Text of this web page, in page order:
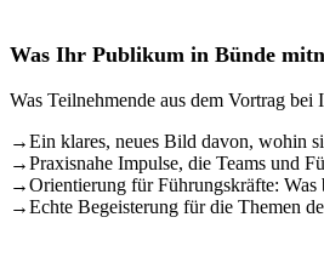
Was Ihr Publikum in Bünde
Was Teilnehmende aus dem Vortrag
→Ein klares, neues Bild davon, wohin
→Praxisnahe Impulse, die Teams und
→Orientierung für Führungskräfte: Was
→Echte Begeisterung für die Themen